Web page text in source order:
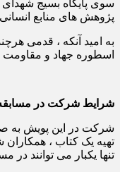
سوی پایگاه بسیج
پژوهش های منابع
به امید آنکه ، قدمی
اسطوره جهاد و مقاومت
شرایط شرکت در
شرکت در این پویش به
تهیه یک کتاب ،
تنها یکبار می توانند در